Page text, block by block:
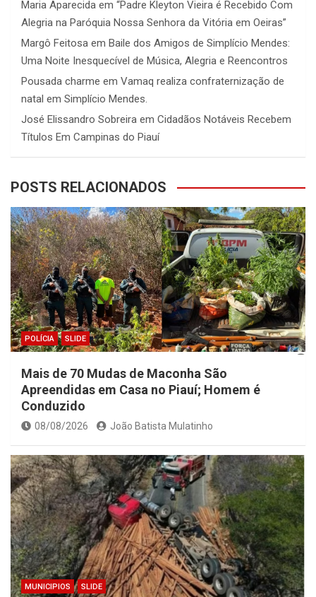
Maria Aparecida em “Padre Kleyton Vieira é Recebido Com
Alegria na Paróquia Nossa Senhora da Vitória em Oeiras”
Margô Feitosa em Baile dos Amigos de Simplício Mendes:
Uma Noite Inesquecível de Música, Alegria e Reencontros
Pousada charme em Vamaq realiza confraternização de
natal em Simplício Mendes.
José Elissandro Sobreira em Cidadãos Notáveis Recebem
Títulos Em Campinas do Piauí
POSTS RELACIONADOS
POLÍCIA SLIDE
Mais de 70 Mudas de Maconha São
Apreendidas em Casa no Piauí; Homem é
Conduzido
08/08/2026 João Batista Mulatinho
MUNICIPIOS SLIDE